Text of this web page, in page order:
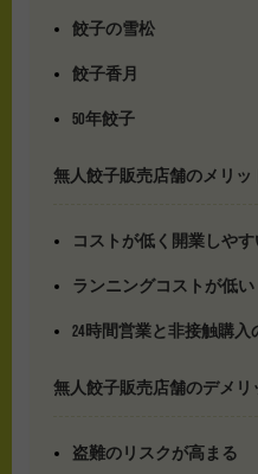
餃子の雪松
餃子香月
50年餃子
無人餃子販売店舗のメリッ
コストが低く開業しやす
ランニングコストが低い
24時間営業と非接触購入
無人餃子販売店舗のデメリ
盗難のリスクが高まる